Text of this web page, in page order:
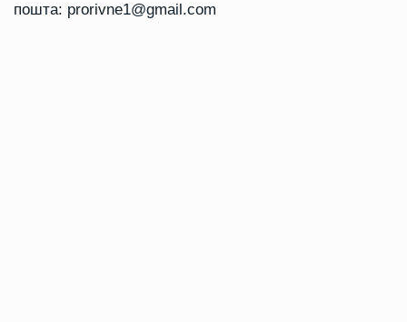
пошта: prorivne1@gmail.com